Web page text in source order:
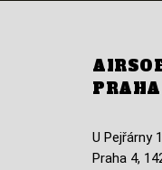
PRAHA
U Pejřárny
Praha 4,